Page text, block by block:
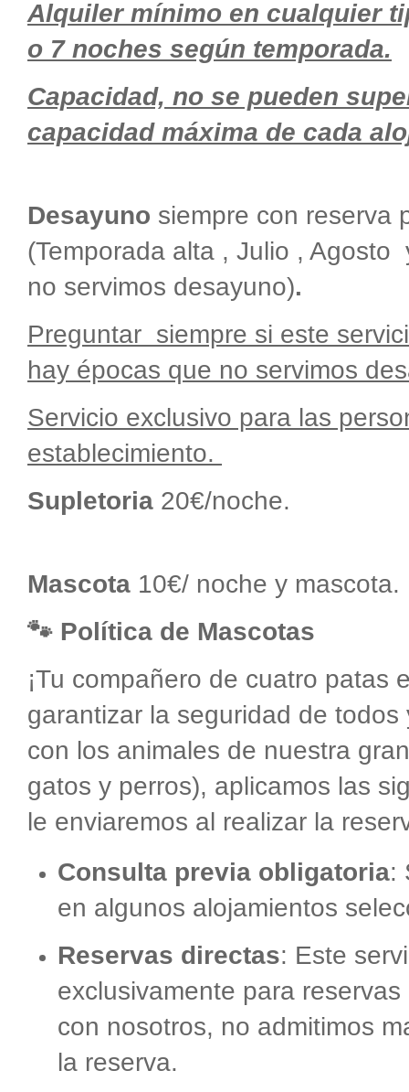
Alquiler mínimo en cualquier
o 7 noches según temporada.
Capacidad, no se pueden
capacidad máxima de cada
Desayuno siempre con reserva
(Temporada alta , Julio ,
no servimos desayuno).
Preguntar siempre si este
hay épocas que no servimos
Servicio exclusivo para las
establecimiento.
Supletoria 20€/
Mascota 10€/ noche y mascota.
🐾 Política de Mascotas
¡Tu compañero de cuatro patas
garantizar la seguridad de
con los animales de nuestra
gatos y perros), aplicamos las
le enviaremos al realizar la
Consulta previa obligatoria:
en algunos alojamientos
Reservas directas: Este
exclusivamente para
con nosotros, no admitimos
la reserva.